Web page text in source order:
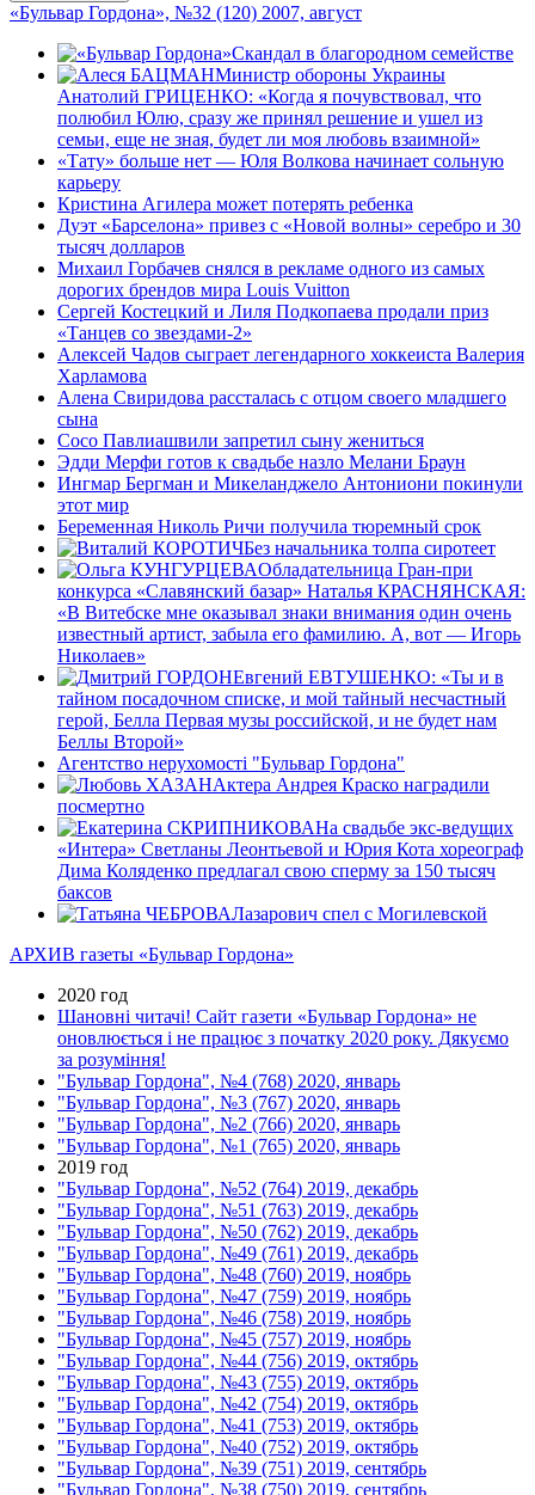
«Бульвар Гордона», №32 (120) 2007, август
Скандал в благородном семействе
Министр обороны Украины
Анатолий ГРИЦЕНКО: «Когда я почувствовал, что
полюбил Юлю, сразу же принял решение и ушел из
семьи, еще не зная, будет ли моя любовь взаимной»
«Тату» больше нет — Юля Волкова начинает сольную
карьеру
Кристина Агилера может потерять ребенка
Дуэт «Барселона» привез с «Новой волны» серебро и 30
тысяч долларов
Михаил Горбачев снялся в рекламе одного из самых
дорогих брендов мира Louis Vuitton
Сергей Костецкий и Лиля Подкопаева продали приз
«Танцев со звездами-2»
Алексей Чадов сыграет легендарного хоккеиста Валерия
Харламова
Алена Свиридова рассталась с отцом своего младшего
сына
Сосо Павлиашвили запретил сыну жениться
Эдди Мерфи готов к свадьбе назло Мелани Браун
Ингмар Бергман и Микеланджело Антониони покинули
этот мир
Беременная Николь Ричи получила тюремный срок
Без начальника толпа сиротеет
Обладательница Гран-при
конкурса «Славянский базар» Наталья КРАСНЯНСКАЯ:
«В Витебске мне оказывал знаки внимания один очень
известный артист, забыла его фамилию. А, вот — Игорь
Николаев»
Евгений ЕВТУШЕНКО: «Ты и в
тайном посадочном списке, и мой тайный несчастный
герой, Белла Первая музы российской, и не будет нам
Беллы Второй»
Агентство нерухомості "Бульвар Гордона"
Актера Андрея Краско наградили
посмертно
На свадьбе экс-ведущих
«Интера» Светланы Леонтьевой и Юрия Кота хореограф
Дима Коляденко предлагал свою сперму за 150 тысяч
баксов
Лазарович спел с Могилевской
АРХИВ газеты «Бульвар Гордона»
2020 год
Шановні читачі! Сайт газети «Бульвар Гордона» не
оновлюється і не працює з початку 2020 року. Дякуємо
за розуміння!
"Бульвар Гордона", №4 (768) 2020, январь
"Бульвар Гордона", №3 (767) 2020, январь
"Бульвар Гордона", №2 (766) 2020, январь
"Бульвар Гордона", №1 (765) 2020, январь
2019 год
"Бульвар Гордона", №52 (764) 2019, декабрь
"Бульвар Гордона", №51 (763) 2019, декабрь
"Бульвар Гордона", №50 (762) 2019, декабрь
"Бульвар Гордона", №49 (761) 2019, декабрь
"Бульвар Гордона", №48 (760) 2019, ноябрь
"Бульвар Гордона", №47 (759) 2019, ноябрь
"Бульвар Гордона", №46 (758) 2019, ноябрь
"Бульвар Гордона", №45 (757) 2019, ноябрь
"Бульвар Гордона", №44 (756) 2019, октябрь
"Бульвар Гордона", №43 (755) 2019, октябрь
"Бульвар Гордона", №42 (754) 2019, октябрь
"Бульвар Гордона", №41 (753) 2019, октябрь
"Бульвар Гордона", №40 (752) 2019, октябрь
"Бульвар Гордона", №39 (751) 2019, сентябрь
"Бульвар Гордона", №38 (750) 2019, сентябрь